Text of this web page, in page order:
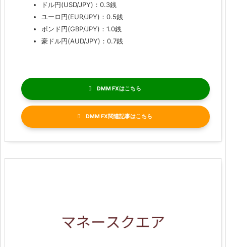
ドル円(USD/JPY)：0.3銭
ユーロ円(EUR/JPY)：0.5銭
ポンド円(GBP/JPY)：1.0銭
豪ドル円(AUD/JPY)：0.7銭
DMM FX
DMM FX関連記事